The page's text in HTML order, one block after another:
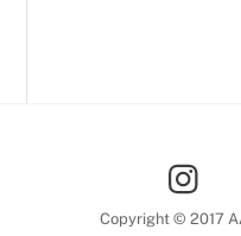
Copyright © 2017